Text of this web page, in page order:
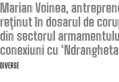
Marian Voinea,
reținut în dosarul de
din sectorul
conexiuni cu
DIVERSE